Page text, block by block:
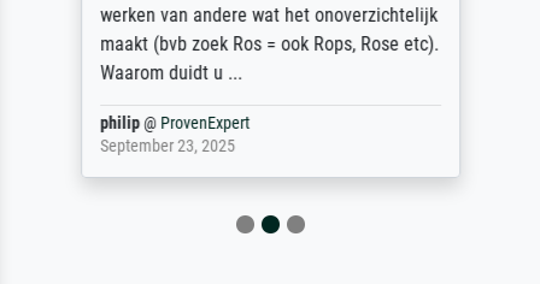
werken van andere wat het onoverzichtelijk
maakt (bvb zoek Ros = ook Rops, Rose etc).
Waarom duidt u ...
philip@ ProvenExpert
September 23, 2025